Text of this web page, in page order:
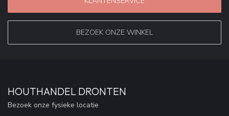
BEZOEK ONZE WINKEL
HOUTHANDEL DRONTEN
Bezoek onze fysieke locatie